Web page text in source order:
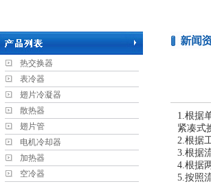
热交换器
表冷器
翅片冷凝器
散热器
翅片管
电机冷却器
加热器
空冷器
1.根据
紧凑式
2.根据
3.根据
4.根据
5.按照